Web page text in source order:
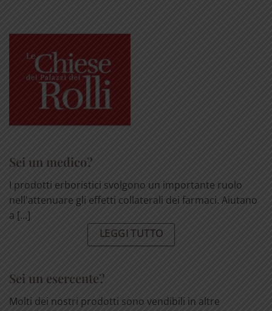
Sei un medico?
I prodotti erboristici svolgono un importante ruolo
nell'attenuare gli effetti collaterali dei farmaci. Aiutano
a [...]
LEGGI TUTTO
Sei un esercente?
Molti dei nostri prodotti sono vendibili in altre